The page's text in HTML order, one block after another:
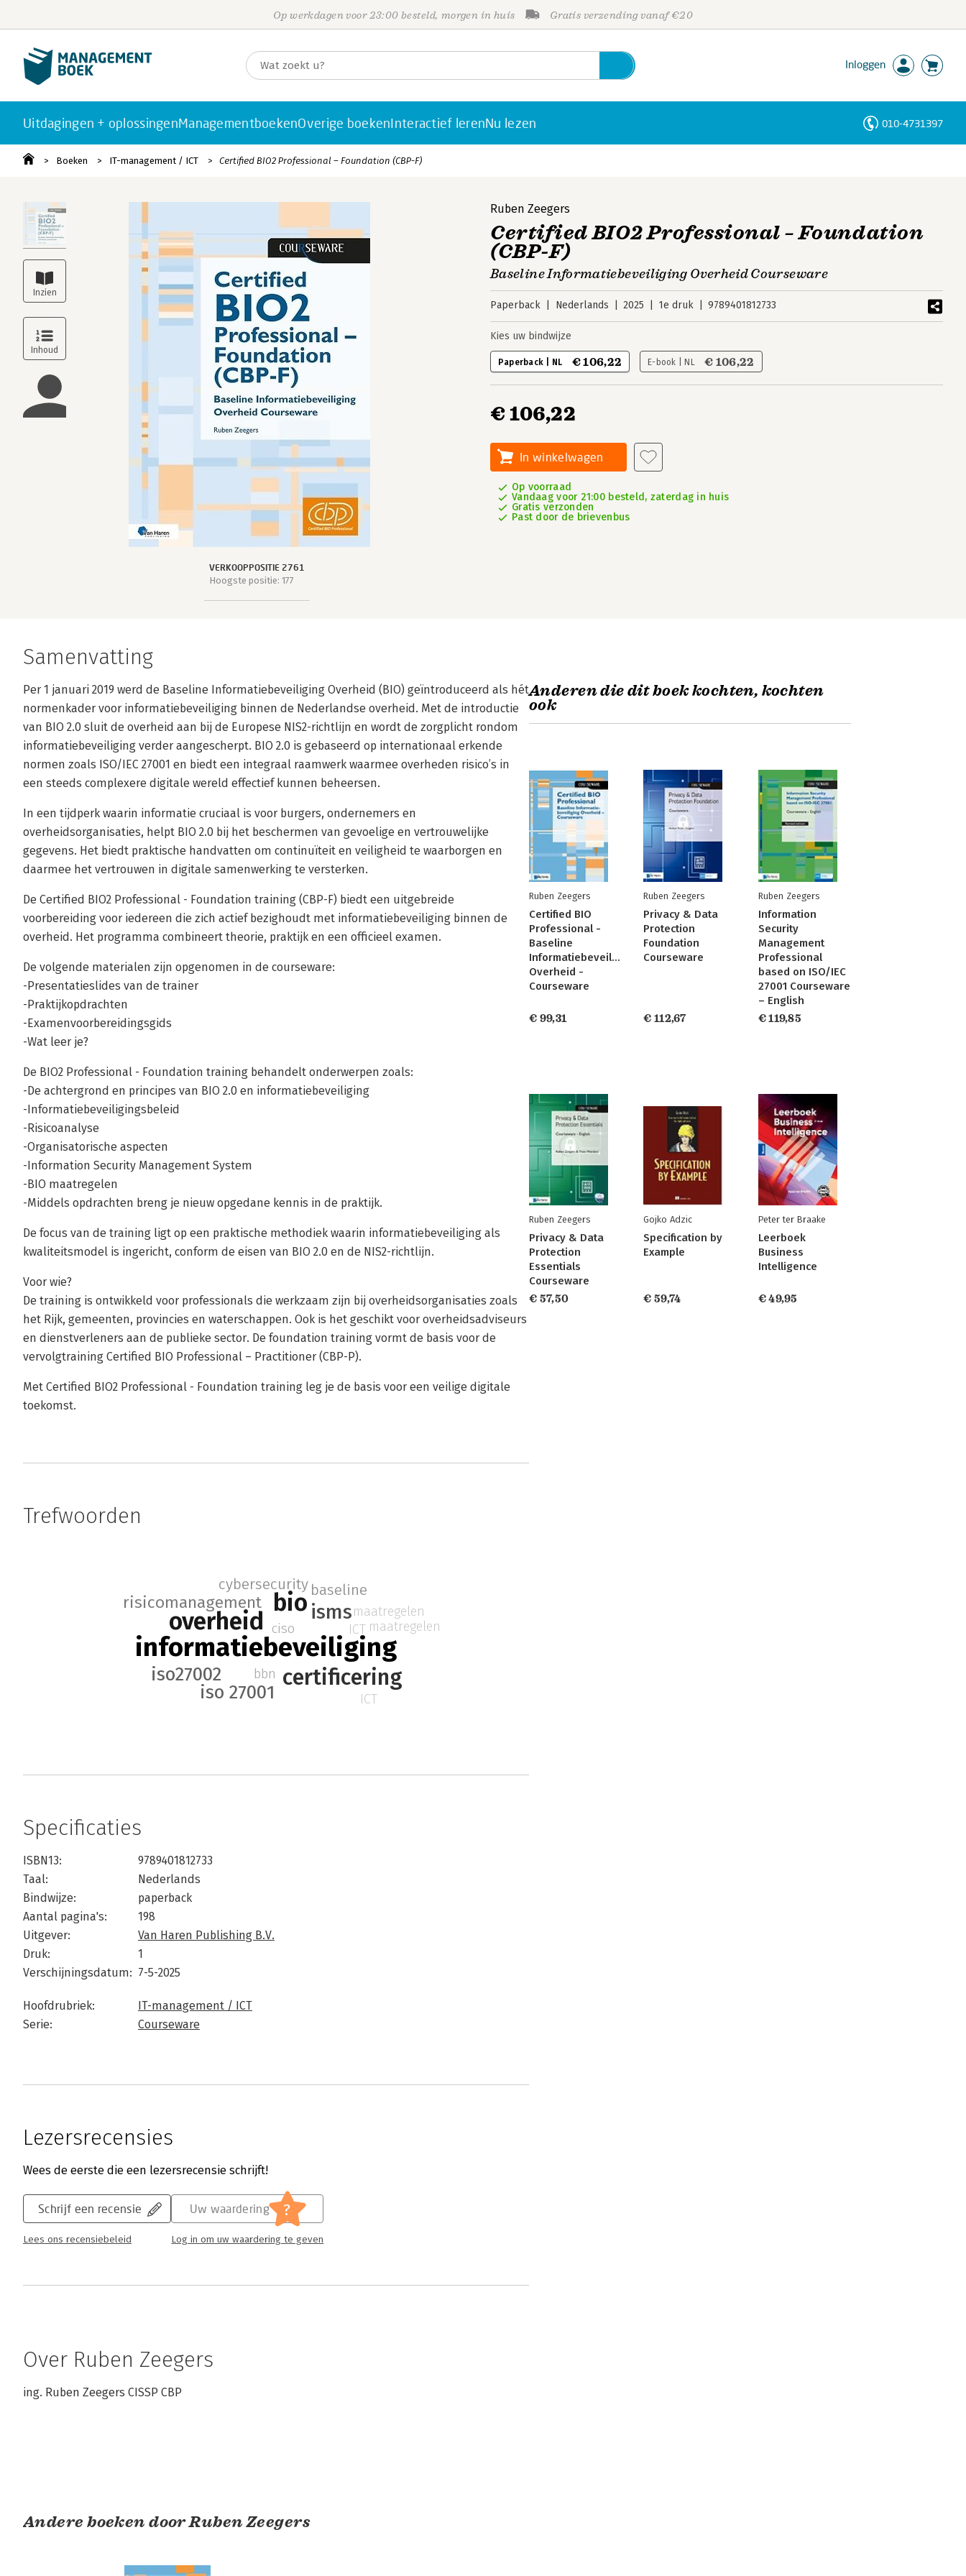
Op werkdagen voor 23:00 besteld, morgen in huis Gratis verzending vanaf €20
Inloggen
Uitdagingen + oplossingenManagementboekenOverige boekenInteractief lerenNu lezen 010-4731397
Boeken IT-management / ICT Certified BIO2 Professional – Foundation (CBP-F)
VERKOOPPOSITIE 2761
Hoogste positie: 177
Ruben Zeegers
Certified BIO2 Professional – Foundation
(CBP-F)
Baseline Informatiebeveiliging Overheid Courseware
Paperback Nederlands 2025 1e druk 9789401812733
Kies uw bindwijze
Paperback | NL € 106,22 E-book | NL € 106,22
€ 106,22
In winkelwagen
Op voorraad
Vandaag voor 21:00 besteld, zaterdag in huis
Gratis verzonden
Past door de brievenbus
Samenvatting
Per 1 januari 2019 werd de Baseline Informatiebeveiliging Overheid (BIO) geïntroduceerd als hét
normenkader voor informatiebeveiliging binnen de Nederlandse overheid. Met de introductie
van BIO 2.0 sluit de overheid aan bij de Europese NIS2-richtlijn en wordt de zorgplicht rondom
informatiebeveiliging verder aangescherpt. BIO 2.0 is gebaseerd op internationaal erkende
normen zoals ISO/IEC 27001 en biedt een integraal raamwerk waarmee overheden risico’s in
een steeds complexere digitale wereld effectief kunnen beheersen.
In een tijdperk waarin informatie cruciaal is voor burgers, ondernemers en
overheidsorganisaties, helpt BIO 2.0 bij het beschermen van gevoelige en vertrouwelijke
gegevens. Het biedt praktische handvatten om continuïteit en veiligheid te waarborgen en
daarmee het vertrouwen in digitale samenwerking te versterken.
De Certified BIO2 Professional - Foundation training (CBP-F) biedt een uitgebreide
voorbereiding voor iedereen die zich actief bezighoudt met informatiebeveiliging binnen de
overheid. Het programma combineert theorie, praktijk en een officieel examen.
De volgende materialen zijn opgenomen in de courseware:
-Presentatieslides van de trainer
-Praktijkopdrachten
-Examenvoorbereidingsgids
-Wat leer je?
De BIO2 Professional - Foundation training behandelt onderwerpen zoals:
-De achtergrond en principes van BIO 2.0 en informatiebeveiliging
-Informatiebeveiligingsbeleid
-Risicoanalyse
-Organisatorische aspecten
-Information Security Management System
-BIO maatregelen
-Middels opdrachten breng je nieuw opgedane kennis in de praktijk.
De focus van de training ligt op een praktische methodiek waarin informatiebeveiliging als
kwaliteitsmodel is ingericht, conform de eisen van BIO 2.0 en de NIS2-richtlijn.
Voor wie?
De training is ontwikkeld voor professionals die werkzaam zijn bij overheidsorganisaties zoals
het Rijk, gemeenten, provincies en waterschappen. Ook is het geschikt voor overheidsadviseurs
en dienstverleners aan de publieke sector. De foundation training vormt de basis voor de
vervolgtraining Certified BIO Professional – Practitioner (CBP-P).
Met Certified BIO2 Professional - Foundation training leg je de basis voor een veilige digitale
toekomst.
Trefwoorden
informatiebeveiliging
overheid
bio
certificering
isms
iso 27001
iso27002
risicomanagement
cybersecuritybaseline
ciso
bbn
maatregelen
ICT maatregelen
ICT
Specificaties
ISBN13:
9789401812733
Taal:
Nederlands
Bindwijze:
paperback
Aantal pagina's:
198
Uitgever:
Van Haren Publishing B.V.
Druk:
1
Verschijningsdatum: 7-5-2025
Hoofdrubriek:
IT-management / ICT
Serie:
Courseware
Lezersrecensies
Wees de eerste die een lezersrecensie schrijft!
Schrijf een recensie
Lees ons recensiebeleid
Uw waardering ?
Log in om uw waardering te geven
Over Ruben Zeegers
ing. Ruben Zeegers CISSP CBP
Andere boeken door Ruben Zeegers
Anderen die dit boek kochten, kochten
ook
Ruben Zeegers
Certified BIO
Professional -
Baseline
Informatiebeveiliging
Overheid -
Courseware
€ 99,31
Ruben Zeegers
Privacy & Data
Protection
Foundation
Courseware
€ 112,67
Ruben Zeegers
Information
Security
Management
Professional
based on ISO/IEC
27001 Courseware
– English
€ 119,85
Ruben Zeegers
Privacy & Data
Protection
Essentials
Courseware
€ 57,50
Gojko Adzic
Specification by
Example
€ 59,74
Peter ter Braake
Leerboek
Business
Intelligence
€ 49,95
Personen